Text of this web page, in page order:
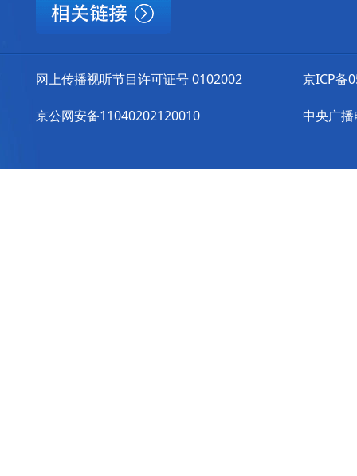
网上传播视听节目许可证号 0102002
京公网安备11040202120010
京ICP备
中央广